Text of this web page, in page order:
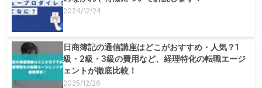
2024/12/24
日商簿記の通信講座はどこがおすすめ・人気？1
級・2級・3級の費用など、経理特化の転職エージ
ェントが徹底比較！
2025/12/26